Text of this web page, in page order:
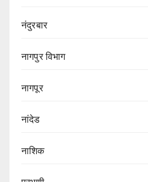
नंदुरबार
नागपुर‌ विभाग‌
नागपूर
नांदेड
नाशिक